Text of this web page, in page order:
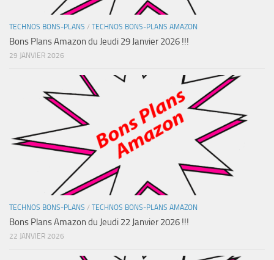
TECHNOS BONS-PLANS / TECHNOS BONS-PLANS AMAZON
Bons Plans Amazon du Jeudi 29 Janvier 2026 !!!
29 JANVIER 2026
TECHNOS BONS-PLANS / TECHNOS BONS-PLANS AMAZON
Bons Plans Amazon du Jeudi 22 Janvier 2026 !!!
22 JANVIER 2026